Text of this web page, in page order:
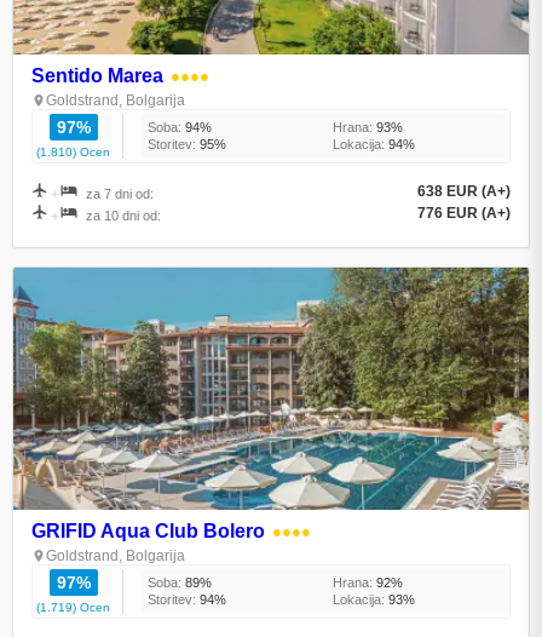
Sentido Marea ●●●●
Goldstrand, Bolgarija
97%
(1.810) Ocen
Soba: 94% Hrana: 93%
Storitev: 95% Lokacija: 94%
+ za 7 dni od: 638 EUR (A+)
+ za 10 dni od: 776 EUR (A+)
GRIFID Aqua Club Bolero ●●●●
Goldstrand, Bolgarija
97%
(1.719) Ocen
Soba: 89% Hrana: 92%
Storitev: 94% Lokacija: 93%